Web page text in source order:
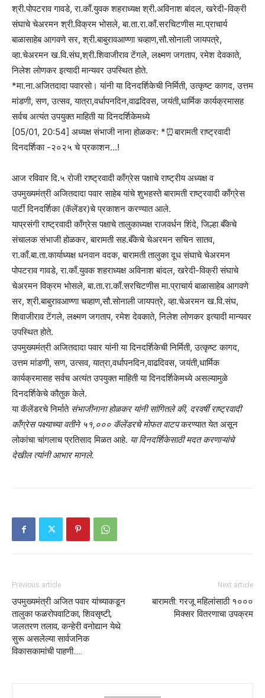
श्री.पोपटराव गावडे, रा.काँ.युवक शहराध्यक्ष श्री.अविनाश बांदल, खरेदी-विक्री
संघाचे चेअरमन श्री.विक्रम भोसले, बा.ता.रा.काँ.सरचिटणीस मा.प्राचार्य
बाळासाहेब आगवणे सर, श्री.बाबुरावआण्णा चव्हाण,सौ.सोनाली जायपत्रे,
व्हा.चेअरमन ख.वि.संघ,श्री.शिवाजीराव टेंगले, लक्ष्मण जगताप, रमेश देवकाते,
निलेश लोणकर इत्यादी मान्यवर उपस्थित होते.
*मा.ना.अजितदादा पवारसो। यांनी या दिनदर्शिकेची निर्मिती, उत्कृष्ट कागद, उत्तम
मांडणी, सण, उत्सव, यात्रा,वर्धापनदिन,वाढदिवस, जयंती,धार्मिक कार्यक्रमासह
सर्वच अत्यंत उपयुक्त माहिती या दिनदर्शिकेमध्ये
[05/01, 20:54] अध्यक्ष संभाजी नाना होळकर: *⏰बारामती राष्ट्रवादी
दिनदर्शिका -२०२५ चे प्रकाशन…!
आज रविवार दि.५ रोजी राष्ट्रवादी काँग्रेस पक्षाचे राष्ट्रीय अध्यक्ष व
उपमुख्यमंत्री अजितदादा पवार साहेब यांचे शुभहस्ते बारामती राष्ट्रवादी काँग्रेस
पार्टी दिनदर्शिका (कॅलेंडर)चे प्रकाशन करण्यात आले.
याप्रसंगी राष्ट्रवादी काँग्रेस पक्षाचे तालुकाध्यक्ष राजवर्धन शिंदे, जिल्हा बँकेचे
संचालक संभाजी होळकर, बारामती सह.बँकेचे चेअरमन सचिन सातव,
रा.काँ.बा.ता.कार्याध्यक्ष धनवान वदक, बारामती तालुका दूध संघाचे चेअरमन
पोपटराव गावडे, रा.काँ.युवक शहराध्यक्ष अविनाश बांदल, खरेदी-विक्री संघाचे
चेअरमन विक्रम भोसले, बा.ता.रा.काँ.सरचिटणीस मा.प्राचार्य बाळासाहेब आगवणे
सर, श्री.बाबुरावआण्णा चव्हाण,सौ.सोनाली जायपत्रे, व्हा.चेअरमन ख.वि.संघ,
शिवाजीराव टेंगले, लक्ष्मण जगताप, रमेश देवकाते, निलेश लोणकर इत्यादी मान्यवर
उपस्थित होते.
उपमुख्यमंत्री अजितदादा पवार यांनी या दिनदर्शिकेची निर्मिती, उत्कृष्ट कागद,
उत्तम मांडणी, सण, उत्सव, यात्रा,वर्धापनदिन,वाढदिवस, जयंती,धार्मिक
कार्यक्रमासह सर्वच अत्यंत उपयुक्त माहिती या दिनदर्शिकेमध्ये असल्यामुळे
दिनदर्शिकेचे कौतुक केले.
या कॅलेंडरचे निर्माते संभाजीनाना होळकर यांनी सांगितले की, दरवर्षी राष्ट्रवादी
काँग्रेस पक्ष्याच्या वतीने ५१,००० कॅलेंडरचे मोफत वाटपकरण्यात येत असून
लोकांचा चांगलाच प्रतिसाद मिळत आहे. या दिनदर्शिकेसाठी मदत करणाऱ्यांचे
देखील त्यांनी आभार मानले.
Previous article
उपमुख्यमंत्री अजित पवार यांच्याकडून
तालुका फळरोपवाटिका, शिवसृष्टी,
जलतरण तलाव, कन्हेरी वनोद्यान येथे
सुरू असलेल्या सार्वजनिक
विकासकामांची पाहणी…..
Next article
बारामती: गरजू महिलांसाठी १०००
मिक्सर वितरणाचा उपक्रम